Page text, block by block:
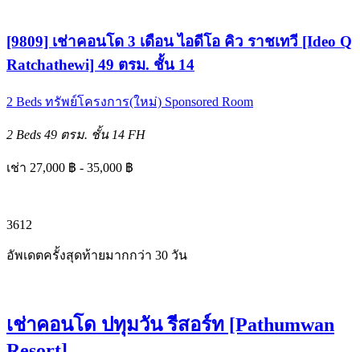
[9809] เช่าคอนโด 3 เดือน ไอดีโอ คิว ราชเทวี [Ideo Q
Ratchathewi] 49 ตรม. ชั้น 14
2 Beds ทรัพย์โครงการ(ใหม่) Sponsored Room
2 Beds 49 ตรม. ชั้น 14 FH
เช่า 27,000 ฿ - 35,000 ฿
3612
อัพเดตครั้งสุดท้ายมากกว่า 30 วัน
เช่าคอนโด ปทุมวัน รีสอร์ท [Pathumwan